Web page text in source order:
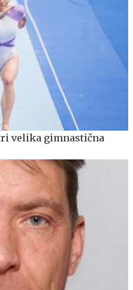
velika gimnastična